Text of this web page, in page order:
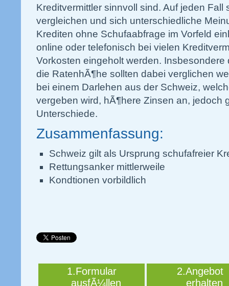
Kreditvermittler sinnvoll sind. Auf jeden Fall
vergleichen und sich unterschiedliche
Krediten ohne Schufaabfrage im Vorfeld
online oder telefonisch bei vielen
Vorkosten eingeholt werden.
die RatenhÃ¶he sollten dabei verglichen
bei einem Darlehen aus der Schweiz,
vergeben wird, hÃ¶here Zinsen an, jedoch
Unterschiede.
Zusammenfassung:
Schweiz gilt als Ursprung schufafreier
Rettungsanker mittlerweile
Kondtionen vorbildlich
1.Formular
ausfÃ¼llen
2.Angebot
erhalten